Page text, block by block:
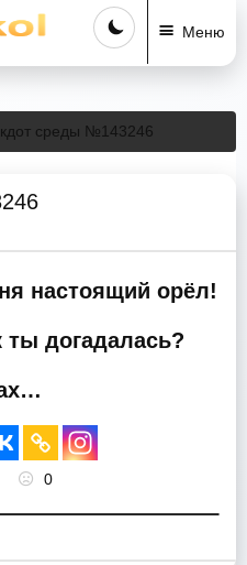
Меню
среды №143246
настоящий орёл!
догадалась?
0